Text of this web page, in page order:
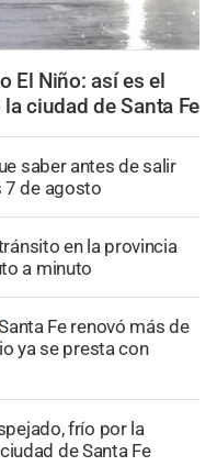
El Niño: así es el
ciudad de Santa Fe
saber antes de salir
7 de agosto
en la provincia
a minuto
Fe renovó más de
ya se presta con
frío por la
de Santa Fe